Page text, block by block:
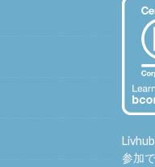
参加